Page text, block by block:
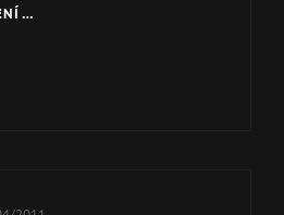
…